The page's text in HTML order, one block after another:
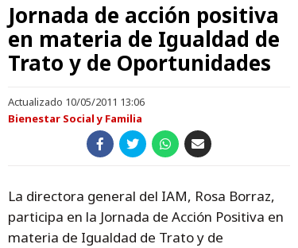
Jornada de acción positiva
en materia de Igualdad de
Trato y de Oportunidades
Actualizado 10/05/2011 13:06
Bienestar Social y Familia
La directora general del IAM, Rosa Borraz,
participa en la Jornada de Acción Positiva en
materia de Igualdad de Trato y de